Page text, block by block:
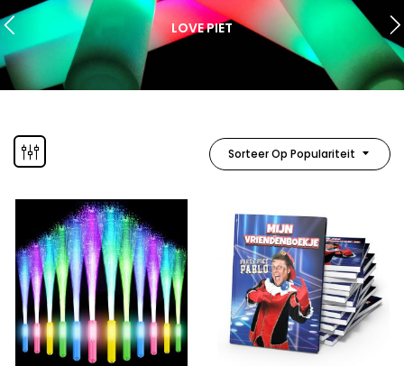
LOVE PIET
Sorteer Op Populariteit